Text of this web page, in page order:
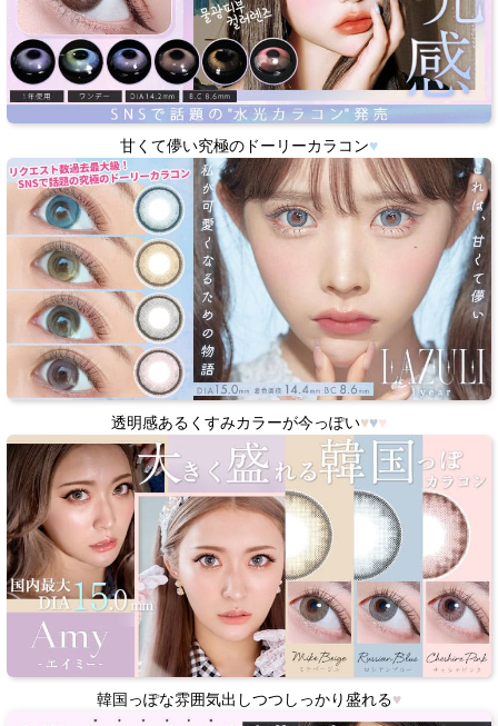
甘くて儚い究極のドーリーカラコン♥
透明感あるくすみカラーが今っぽい♥♥♥
韓国っぽな雰囲気出しつつしっかり盛れる♥